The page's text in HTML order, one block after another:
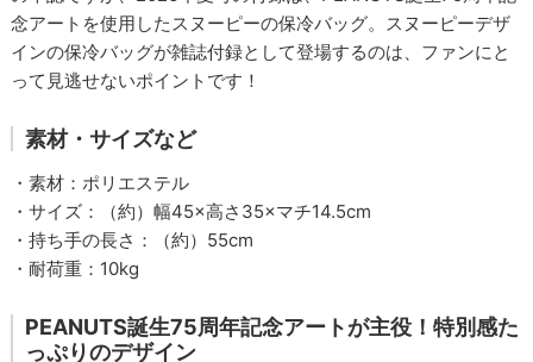
念アートを使用したスヌーピーの保冷バッグ。スヌーピーデザ
インの保冷バッグが雑誌付録として登場するのは、ファンにと
って見逃せないポイントです！
素材・サイズなど
・素材：ポリエステル
・サイズ：（約）幅45×高さ35×マチ14.5cm
・持ち手の長さ：（約）55cm
・耐荷重：10kg
PEANUTS誕生75周年記念アートが主役！特別感た
っぷりのデザイン